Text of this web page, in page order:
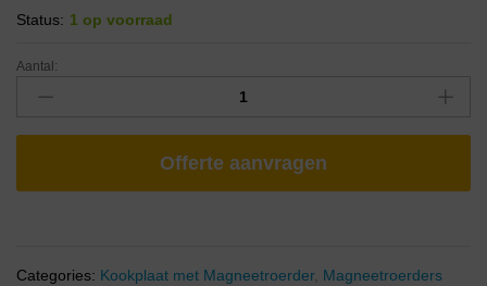
Status: 1 op voorraad
Aantal:
Offerte aanvragen
Categories: Kookplaat met Magneetroerder, Magneetroerders